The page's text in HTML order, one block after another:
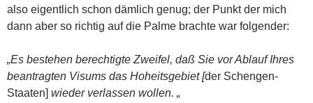
also eigentlich schon dämlich genug; der Punkt der mich
dann aber so richtig auf die Palme brachte war folgender:
„Es bestehen berechtigte Zweifel, daß Sie vor Ablauf Ihres
beantragten Visums das Hoheitsgebiet [der Schengen-
Staaten] wieder verlassen wollen. „